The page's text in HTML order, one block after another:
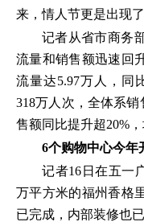
来，情人节更是出现
记者从省市商务
流量和销售额迅速回
流量达5.97万人，同
318万人次，全体系
售额同比提升超20%
6个购物中心今年
记者16日在五一
万平方米的福州香格
已完成，内部装修也